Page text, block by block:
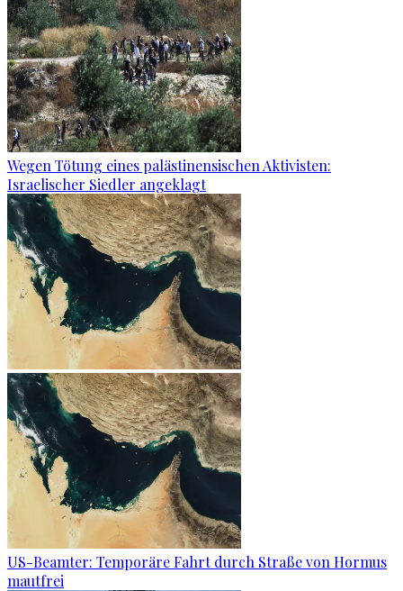
Wegen Tötung eines palästinensischen Aktivisten:
Israelischer Siedler angeklagt
US-Beamter: Temporäre Fahrt durch Straße von Hormus
mautfrei